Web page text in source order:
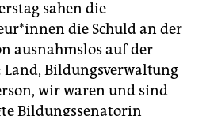
sahen die
die Schuld an der
ausnahmslos auf der
Land, Bildungsverwaltung
wir waren und sind
Bildungssenatorin